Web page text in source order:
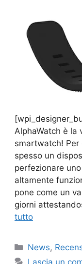
AlphaWatch è la
smartwatch! Per
spesso un
perfezionare
altamente
pone come un
giorni
tutto
Categorie
News,
Lascia un